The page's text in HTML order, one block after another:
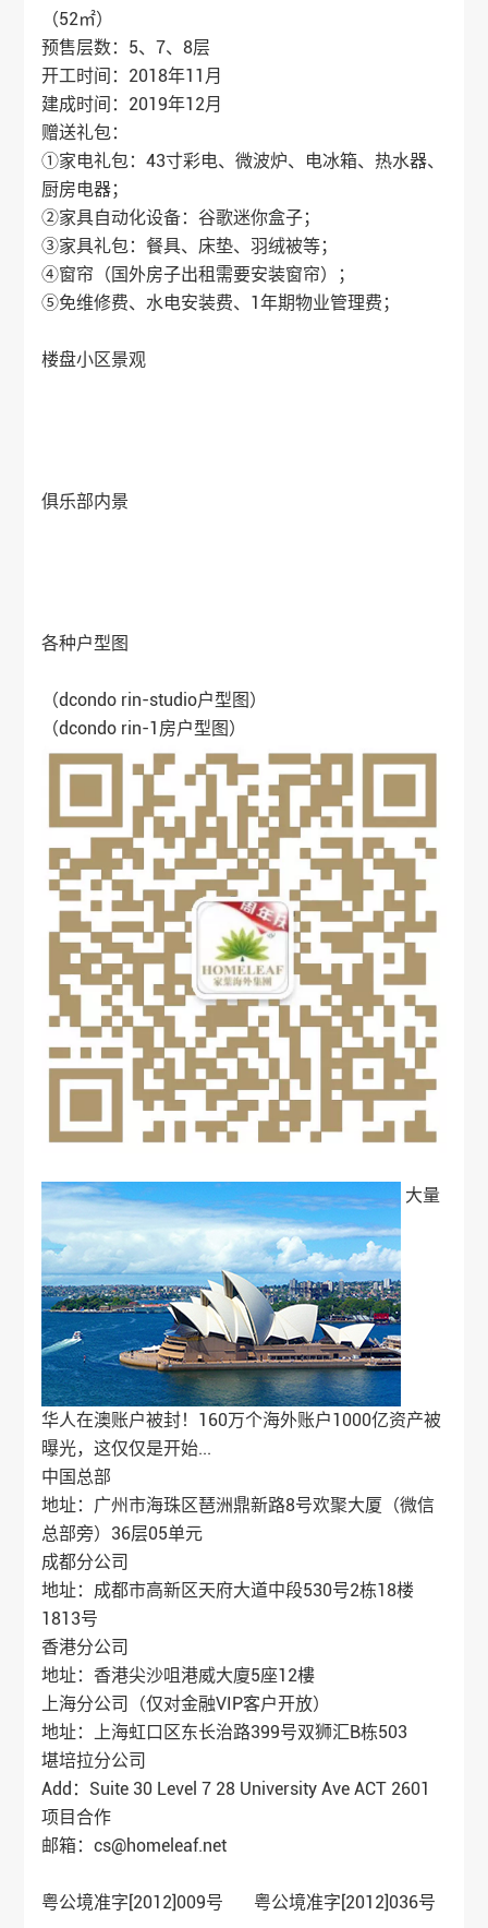
（52㎡）
预售层数：5、7、8层
开工时间：2018年11月
建成时间：2019年12月
赠送礼包：
①家电礼包：43寸彩电、微波炉、电冰箱、热水器、
厨房电器；
②家具自动化设备：谷歌迷你盒子；
③家具礼包：餐具、床垫、羽绒被等；
④窗帘（国外房子出租需要安装窗帘）；
⑤免维修费、水电安装费、1年期物业管理费；
楼盘小区景观
俱乐部内景
各种户型图
（dcondo rin-studio户型图）
（dcondo rin-1房户型图）
大量
华人在澳账户被封！160万个海外账户1000亿资产被
曝光，这仅仅是开始...
中国总部
地址：广州市海珠区琶洲鼎新路8号欢聚大厦（微信
总部旁）36层05单元
成都分公司
地址：成都市高新区天府大道中段530号2栋18楼
1813号
香港分公司
地址：香港尖沙咀港威大廈5座12樓
上海分公司（仅对金融VIP客户开放）
地址：上海虹口区东长治路399号双狮汇B栋503
堪培拉分公司
Add：Suite 30 Level 7 28 University Ave ACT 2601
项目合作
邮箱：cs@homeleaf.net
粤公境准字[2012]009号 粤公境准字[2012]036号